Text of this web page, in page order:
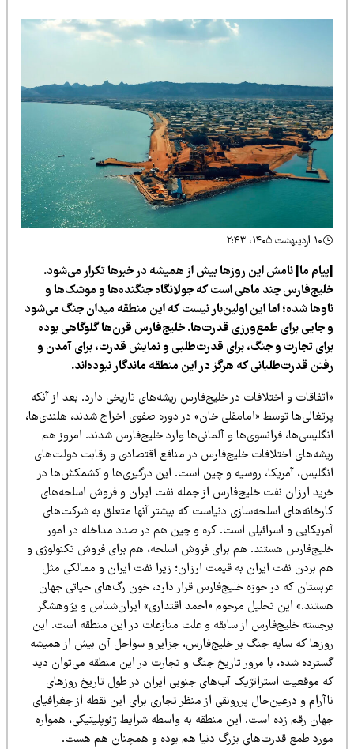
ما| نامش این روزها بیش از همیشه در خبرها تکرار می‌شود.
چند ماهی است که جولانگاه جنگنده‌ها و موشک‌ها و
شده؛ اما این اولین‌بار نیست که این منطقه میدان جنگ می‌شود
جایی برای طمع‌ورزی قدرت‌ها. خلیج‌فارس قرن‌ها گلوگاهی بوده
تجارت و جنگ، برای قدرت‌طلبی و نمایش قدرت، برای آمدن و
قدرت‌طلبانی که هرگز در این منطقه ماندگار نبوده‌اند.
و اختلافات در خلیج‌فارس ریشه‌های تاریخی دارد. بعد از آنکه
توسط «امامقلی خان» در دوره صفوی اخراج شدند، هلندی‌ها،
فرانسوی‌ها و آلمانی‌ها وارد خلیج‌فارس شدند. امروز هم
اختلافات خلیج‌فارس در منافع اقتصادی و رقابت دولت‌های
آمریکا، روسیه و چین است. این درگیری‌ها و کشمکش‌ها در
ارزان نفت خلیج‌فارس از جمله نفت ایران و فروش اسلحه‌های
اسلحه‌سازی دنیاست که بیشتر آنها متعلق به شرکت‌های
و اسرائیلی است. کره و چین هم در صدد مداخله در امور
هستند. هم برای فروش اسلحه، هم برای فروش تکنولوژی و
بردن نفت ایران به قیمت ارزان؛ زیرا نفت ایران و ممالکی مثل
که در حوزه خلیج‌فارس قرار دارد، خون رگ‌های حیاتی جهان
این تحلیل مرحوم «احمد اقتداری» ایران‌شناس و پژوهشگر
خلیج‌فارس از سابقه و علت منازعات در این منطقه است. این
که سایه جنگ بر خلیج‌فارس، جزایر و سواحل آن بیش از همیشه
شده، با مرور تاریخ جنگ و تجارت در این منطقه می‌توان دید
موقعیت استراتژیک آب‌های جنوبی ایران در طول تاریخ روزهای
و درعین‌حال پررونقی از منظر تجاری برای این نقطه از جغرافیای
رقم زده است. این منطقه به واسطه شرایط ژئوپلیتیکی، همواره
طمع قدرت‌های بزرگ دنیا هم بوده و همچنان هم هست.